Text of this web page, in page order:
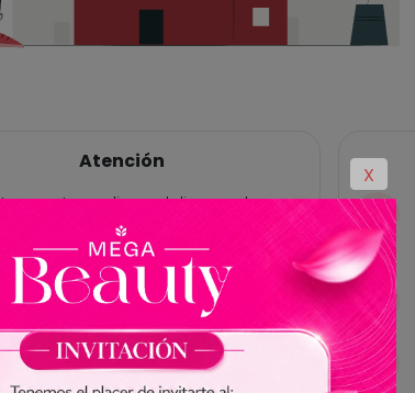
X
Atención
Las ventas online y delivery solo
están habilitadas para Paraguay, no
tenemos cuentas bancárias en
Brasil.
No somos responsables por envios
de dinero a nuestros vendedores.